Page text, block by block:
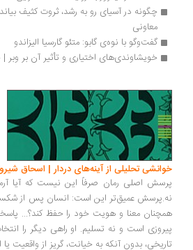
گفت‌وگو با نوه‌ی گابو: متئو گارسیا الیزاندو
خویشاوندی‌های اختیاری و تأثیر آن بر وبر | نیما
تحلیلی از آینه‌های دردار | اسحاق شیروانی
اصلی رمان صرفاً این نیست که آیا آرمان‌ها
عمیق‌تر این است: انسان پس از شکست
معنا و هویت خود را حفظ کند؟... پاسخی که
است و نه تسلیم. او راهی دیگر را انتخاب
بدون آنکه به خیانت، گریز از واقعیت یا انکار